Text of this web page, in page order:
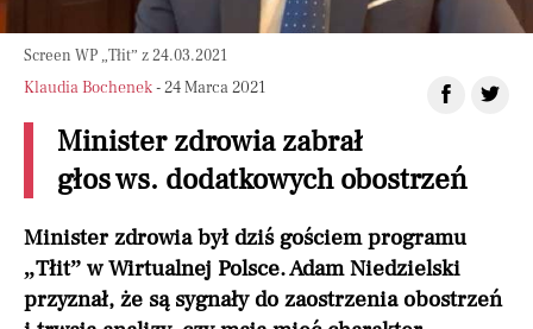
Screen WP „Tłit” z 24.03.2021
Klaudia Bochenek- 24 Marca 2021
Minister zdrowia zabrał
głos ws. dodatkowych obostrzeń
Minister zdrowia był dziś gościem programu
„Tłit” w Wirtualnej Polsce. Adam Niedzielski
przyznał, że są sygnały do zaostrzenia obostrzeń